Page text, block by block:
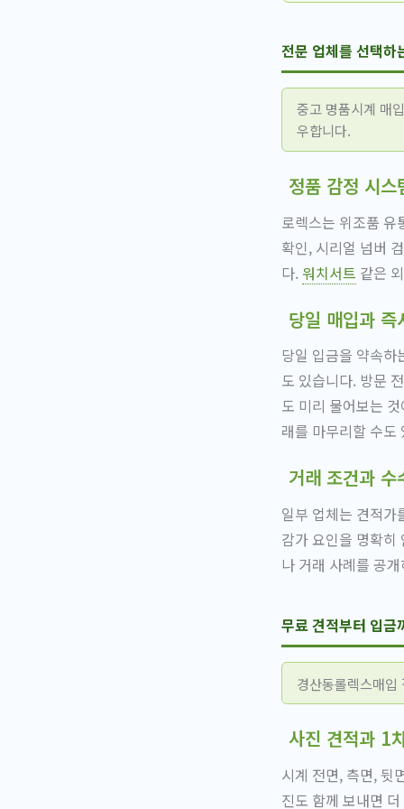
전문 업체를 선택하
중고 명품시계 매
우합니다.
정품 감정 시스
로렉스는 위조품 유
확인, 시리얼 넘버
다. 워치서트 같은
당일 매입과
당일 입금을 약속하
도 있습니다. 방문
도 미리 물어보는
래를 마무리할 수도
거래 조건과 수
일부 업체는 견적가
감가 요인을 명확히
나 거래 사례를 공
무료 견적부터 입금
경산동롤렉스매
사진 견적과 1
시계 전면, 측면, 뒷
진도 함께 보내면